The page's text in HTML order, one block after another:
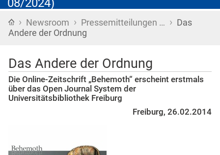
08/2024)
Startseite
› Newsroom › Pressemitteilungen … › Das
Andere der Ordnung
Das Andere der Ordnung
Die Online-Zeitschrift „Behemoth“ erscheint erstmals
über das Open Journal System der
Universitätsbibliothek Freiburg
Freiburg, 26.02.2014